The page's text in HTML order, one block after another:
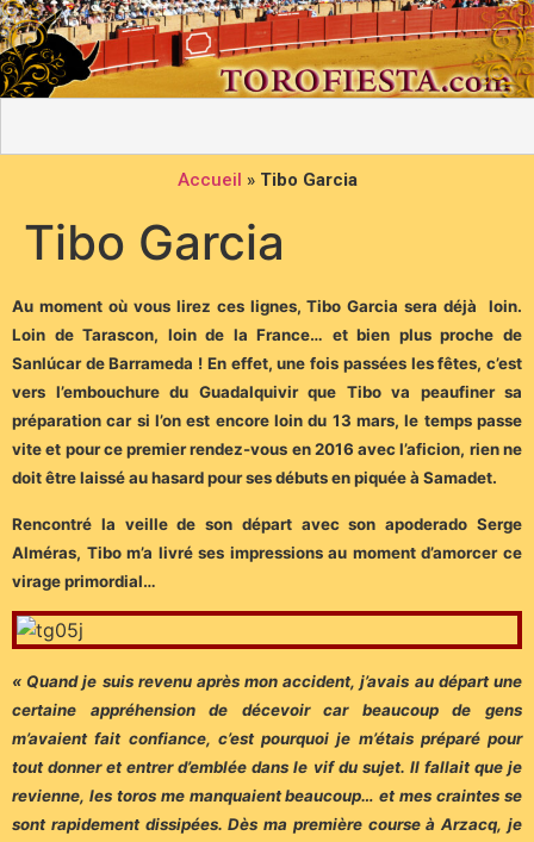
Accueil » Tibo Garcia
Tibo Garcia
Au moment où vous lirez ces lignes, Tibo Garcia sera déjà loin.
Loin de Tarascon, loin de la France… et bien plus proche de
Sanlúcar de Barrameda ! En effet, une fois passées les fêtes, c’est
vers l’embouchure du Guadalquivir que Tibo va peaufiner sa
préparation car si l’on est encore loin du 13 mars, le temps passe
vite et pour ce premier rendez-vous en 2016 avec l’aficion, rien ne
doit être laissé au hasard pour ses débuts en piquée à Samadet.
Rencontré la veille de son départ avec son apoderado Serge
Alméras, Tibo m’a livré ses impressions au moment d’amorcer ce
virage primordial…
« Quand je suis revenu après mon accident, j’avais au départ une
certaine appréhension de décevoir car beaucoup de gens
m’avaient fait confiance, c’est pourquoi je m’étais préparé pour
tout donner et entrer d’emblée dans le vif du sujet. Il fallait que je
revienne, les toros me manquaient beaucoup… et mes craintes se
sont rapidement dissipées.Dès ma première course à Arzacq, je